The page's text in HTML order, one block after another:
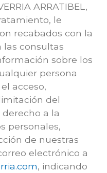
ARRATIBEL,
le
recabados con la
las consultas
sobre los
persona
acceso,
del
a la
personales,
de nuestras
electrónico a
, indicando